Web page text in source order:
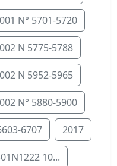
N° 5701-5720
N 5775-5788
N 5952-5965
N° 5880-5900
6707 2017
10...